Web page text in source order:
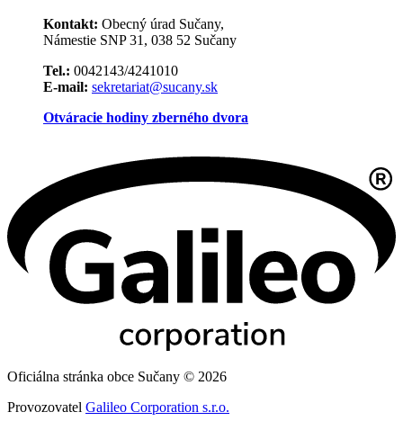
Kontakt: Obecný úrad Sučany,
Námestie SNP 31, 038 52 Sučany
Tel.: 0042143/4241010
E-mail: sekretariat@sucany.sk
Otváracie hodiny zberného dvora
Oficiálna stránka obce Sučany © 2026
Provozovatel Galileo Corporation s.r.o.